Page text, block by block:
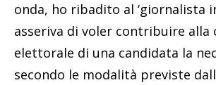
onda, ho ribadito al ‘giornalista
asseriva di voler contribuire alla
elettorale di una candidata la
secondo le modalità previste